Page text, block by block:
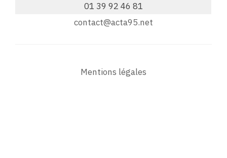
01 39 92 46 81
contact@acta95.net
Mentions légales